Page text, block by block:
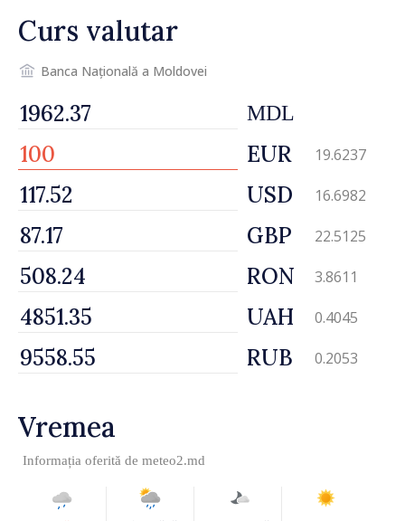
Curs valutar
Banca Națională a Moldovei
MDL
EUR 19.6237
USD 16.6982
GBP 22.5125
RON 3.8611
UAH 0.4045
RUB 0.2053
Vremea
Informația oferită de meteo2.md